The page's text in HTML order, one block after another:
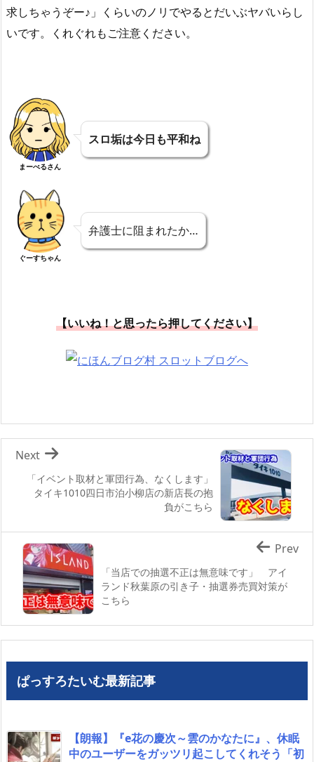
求しちゃうぞー♪」くらいのノリでやるとだいぶヤバいらし
いです。くれぐれもご注意ください。
まーべるさん
スロ垢は今日も平和ね
ぐーすちゃん
弁護士に阻まれたか…
【いいね！と思ったら押してください】
「イベント取材と軍団行為、なくします」
タイキ1010四日市泊小柳店の新店長の抱
負がこちら
Next
「当店での抽選不正は無意味です」 アイ
ランド秋葉原の引き子・抽選券売買対策が
こちら
Prev
ぱっすろたいむ最新記事
【朗報】『e花の慶次～雲のかなたに』、休眠
中のユーザーをガッツリ起こしてくれそう「初